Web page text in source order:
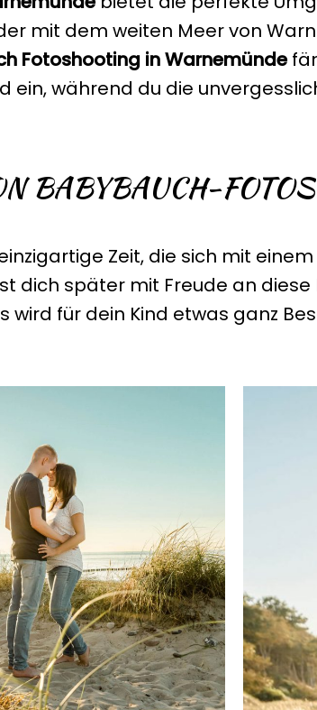
mit dem weiten Meer von
Fotoshooting in Warnemünde
ein, während du die
BABYBAUCH-
Zeit, die sich mit einem
dich später mit Freude an
wird für dein Kind etwas ganz